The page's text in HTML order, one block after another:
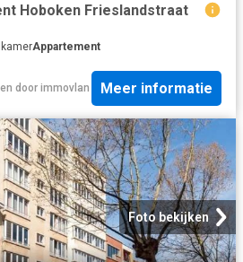
Hoboken Frieslandstraat
Appartement
door immovlan Meer informatie
Foto bekijken